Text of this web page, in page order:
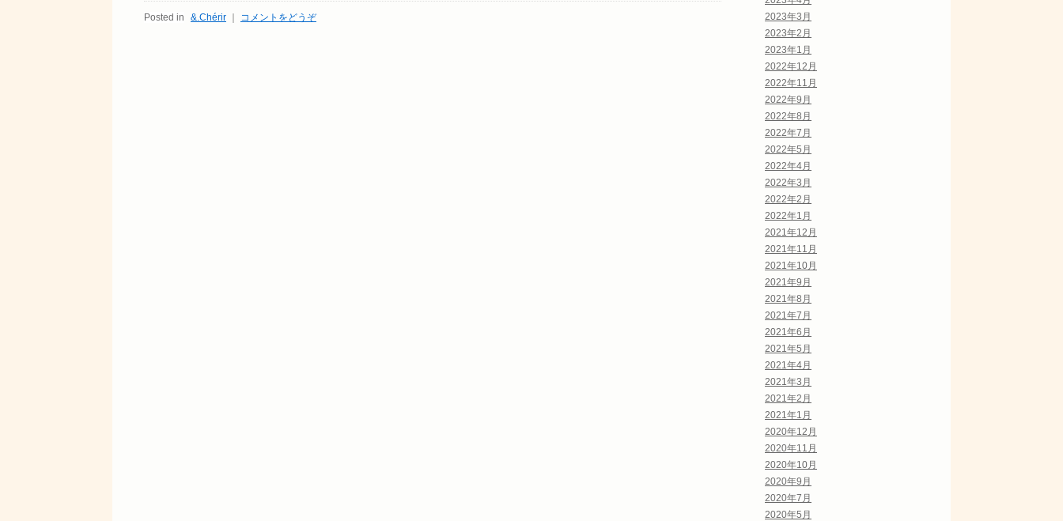
Posted in &.Chérir コメントをどうぞ
2023年3月
2023年2月
2023年1月
2022年12月
2022年11月
2022年9月
2022年8月
2022年7月
2022年5月
2022年4月
2022年3月
2022年2月
2022年1月
2021年12月
2021年11月
2021年10月
2021年9月
2021年8月
2021年7月
2021年6月
2021年5月
2021年4月
2021年3月
2021年2月
2021年1月
2020年12月
2020年11月
2020年10月
2020年9月
2020年7月
2020年5月